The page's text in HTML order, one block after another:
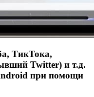
ТикТока,
Twitter) и т.д.
при помощи